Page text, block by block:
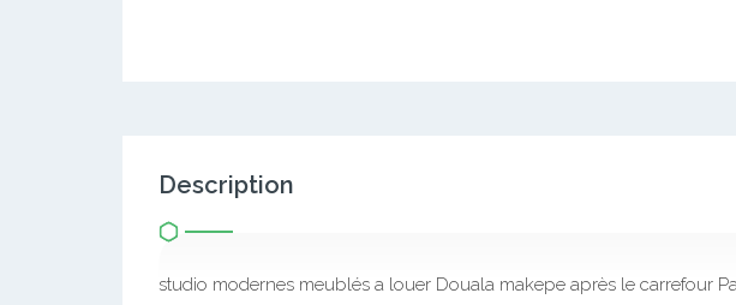
Description
studio modernes meublés a louer Douala makepe après le carrefour